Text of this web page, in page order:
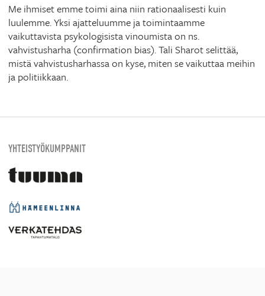
Me ihmiset emme toimi aina niin rationaalisesti kuin
luulemme. Yksi ajatteluumme ja toimintaamme
vaikuttavista psykologisista vinoumista on ns.
vahvistusharha (confirmation bias). Tali Sharot selittää,
mistä vahvistusharhassa on kyse, miten se vaikuttaa meihin
ja politiikkaan.
YHTEISTYÖKUMPPANIT